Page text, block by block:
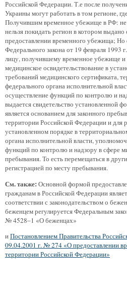
Российской Федерации. Т.е после
Украины могут работать в том регионе,
Получившим временное убежище в РФ: не
нельзя покидать регион в котором выдано
предоставлении временного убежища; Но
Федерального закона от 19 февраля
лицу, получившему временное убежище
медицинское освидетельствование в
требований медицинского сертификата,
федерального органа исполнительной
осуществление функций по контролю и
выдается свидетельство установленной
является основанием для законного
территории Российской Федерации и для
установленном порядке в
органа исполнительной власти,
функций по контролю и надзору в сфере
пребывания. То есть перемещаться в
регистрацией по месту пребывания.
См. также:Основной формой
гражданам в Российской Федерации
соответствии с законодательством о
беженцем регулируется Федеральным
№ 4528–1 «О беженцах»
иПостановлением Правительства
09.04.2001 г. № 274 «О предоставлении
территории Российской Федерации»